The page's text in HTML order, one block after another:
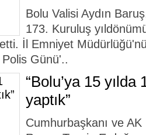
Bolu Valisi Aydın
173. Kuruluş
İl Emniyet
Günü'..
“Bolu’ya 15 yılda
yaptık”
Cumhurbaşkanı ve